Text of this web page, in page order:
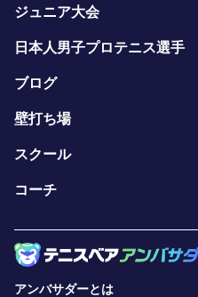
ジュニア大会
日本人男子プロテニス選手
ブログ
壁打ち場
スクール
コーチ
アンバサダーとは